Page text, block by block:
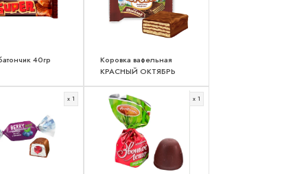
40гр
Коровка вафельная
КРАСНЫЙ ОКТЯБРЬ
x 1 x 1